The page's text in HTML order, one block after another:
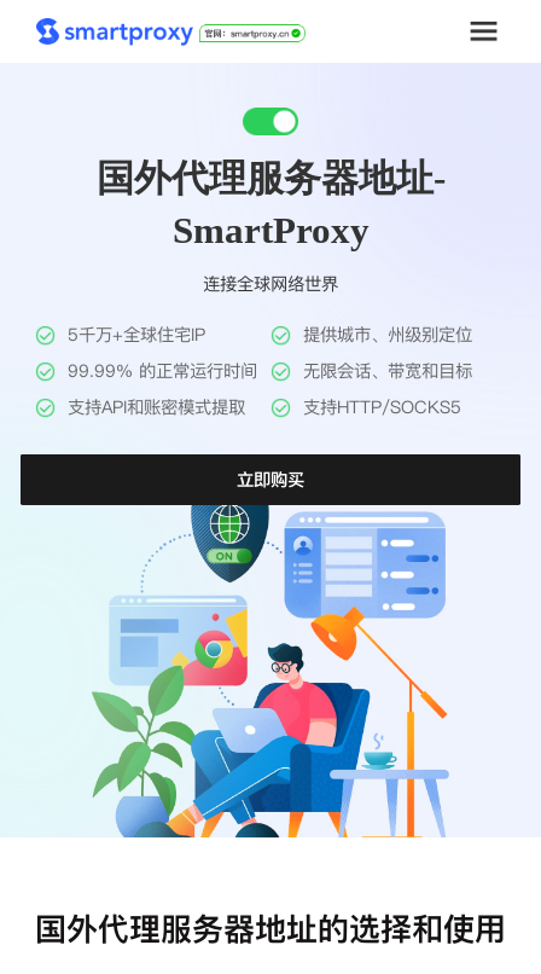
套餐购买
帮助中心
国外代理服务器地址-
SmartProxy
连接全球网络世界
5千万+全球住宅IP
提供城市、州级别定位
99.99% 的正常运行时间
无限会话、带宽和目标
支持API和账密模式提取
支持HTTP/SOCKS5
立即购买
国外代理服务器地址的选择和使用